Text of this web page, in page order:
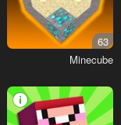
63
Minecube